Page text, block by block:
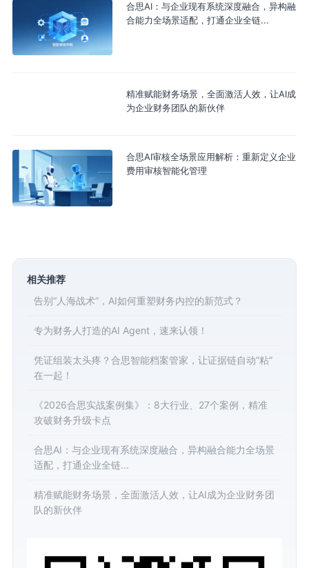
合思AI：与企业现有系统深度融合，异构融
合能力全场景适配，打通企业全链...
精准赋能财务场景，全面激活人效，让AI成
为企业财务团队的新伙伴
合思AI审核全场景应用解析：重新定义企业
费用审核智能化管理
相关推荐
告别“人海战术”，AI如何重塑财务内控的新范式？
专为财务人打造的AI Agent，速来认领！
凭证组装太头疼？合思智能档案管家，让证据链自动“粘”
在一起！
《2026合思实战案例集》：8大行业、27个案例，精准
攻破财务升级卡点
合思AI：与企业现有系统深度融合，异构融合能力全场景
适配，打通企业全链...
精准赋能财务场景，全面激活人效，让AI成为企业财务团
队的新伙伴